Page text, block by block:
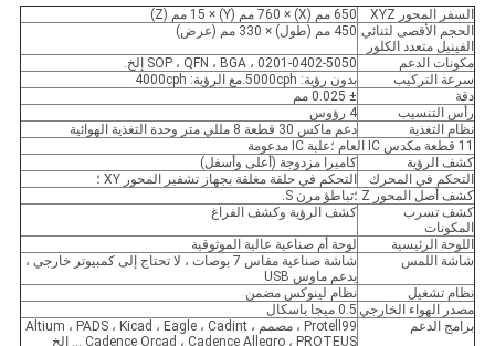
السفر المحور XYZ
650 مم (X) × 760 مم (Y) × 15 مم (Z)
الحجم الأقصى لثنائي
الفينيل متعدد الكلور
450 مم (طول) × 330 مم (عرض)
مكونات الدعم
0201-0402-5050 ، SOP ، QFN ، BGA إلخ.
سرعة التركيب
بدون رؤية: 5000cph.مع الرؤية: 4000cph
دقة
± 0.025 مم
رأس التنسيب
4 رؤوس
نظام التغذية
دعم ماكس 30 قطعة 8 مللي متر وحدة التغذية الهوائية
11 قطعة مكدس IC العام ؛علبة IC مدعومة
كشف الرؤية
كاميرا مزدوجة (أعلى وأسفل)
التحكم في المحرك
التحكم في حلقة مغلقة بجهاز تشفير المحور XY ؛
كشف أصل المحور Z ؛تباطؤ مرن S.
كشف تسرب
المكونات
كشف الرؤية وكشف الفراغ
اللوحة الرئيسية
لوحة أم صناعية عالية الموثوقية
شاشة اللمس
شاشة صناعية مقاس 7 بوصات ، لا تحتاج إلى كمبيوتر خارجي ،
يدعم ماوس USB
نظام تشغيل
نظام لينوكس مضمن
مصدر الهواء الخارجي 0.5 ميجا باسكال
برامج الدعم
Protell99 ، مصمم Altium ، PADS ، Kicad ، Eagle ، Cadint ،
Cadence Orcad ، Cadence Allegro ، PROTEUS ... إلخ